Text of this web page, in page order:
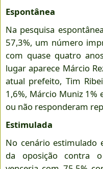
Espontânea
Na pesquisa
57,3%, um número
com quase quatro
lugar aparece Márcio
atual prefeito, Tim
1,6%, Márcio Muniz 1%
ou não responderam
Estimulada
No cenário estimulado
da oposição contra